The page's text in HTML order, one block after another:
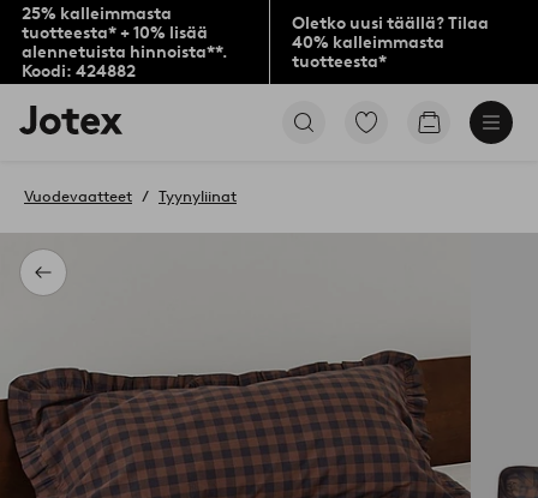
25% kalleimmasta
tuotteesta* + 10% lisää
alennetuista hinnoista**.
Koodi: 424882
Oletko uusi täällä? Tilaa
40% kalleimmasta
tuotteesta*
Jotex-
logo
aloitussivulle
Siirry
Siirry
Takaisin
Vuodevaatteet Tyynyliinat